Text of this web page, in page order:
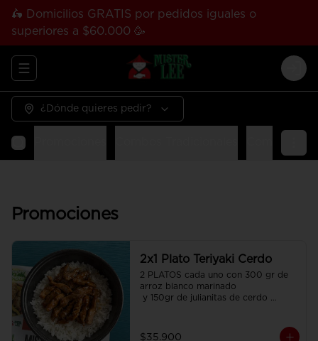
🛵 Domicilios GRATIS por pedidos iguales o
superiores a $60.000 🥳
Abrir menu de navegación
¿Dónde quieres pedir?
Promociones
2x1 Plato Teriyaki Cerdo
2 PLATOS cada uno con 300 gr de
arroz blanco marinado
y 150gr de julianitas de cerdo
$35.900